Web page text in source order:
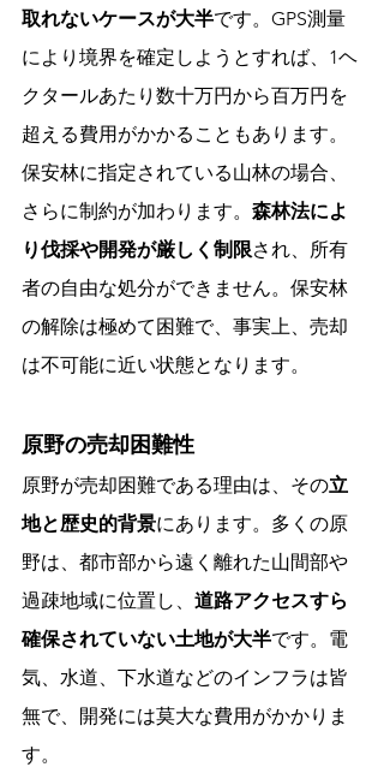
取れないケースが大半です。GPS測量
により境界を確定しようとすれば、1ヘ
クタールあたり数十万円から百万円を
超える費用がかかることもあります。
保安林に指定されている山林の場合、
さらに制約が加わります。 森林法によ
り伐採や開発が厳しく制限され、所有
者の自由な処分ができません。保安林
の解除は極めて困難で、事実上、売却
は不可能に近い状態となります。
原野の売却困難性
原野が売却困難である理由は、その立
地と歴史的背景にあります。多くの原
野は、都市部から遠く離れた山間部や
過疎地域に位置し、 道路アクセスすら
確保されていない土地が大半です。電
気、水道、下水道などのインフラは皆
無で、開発には莫大な費用がかかりま
す。